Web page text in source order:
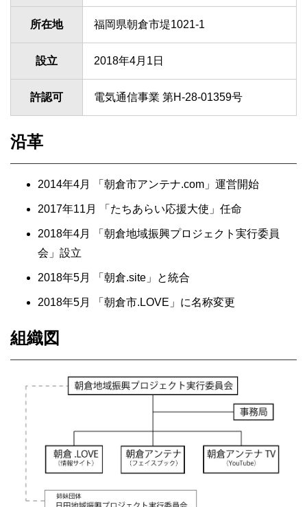
所在地 福岡県朝倉市堤1021-1
設立 2018年4月1日
許認可 電気通信事業 第H-28-01359号
沿革
2014年4月 「朝倉市アンテナ.com」運営開始
2017年11月 「たちあらい応援大使」任命
2018年4月 「朝倉地域振興プロジェクト実行委員
会」設立
2018年5月 「朝倉.site」と統合
2018年5月 「朝倉市.LOVE」に名称変更
組織図